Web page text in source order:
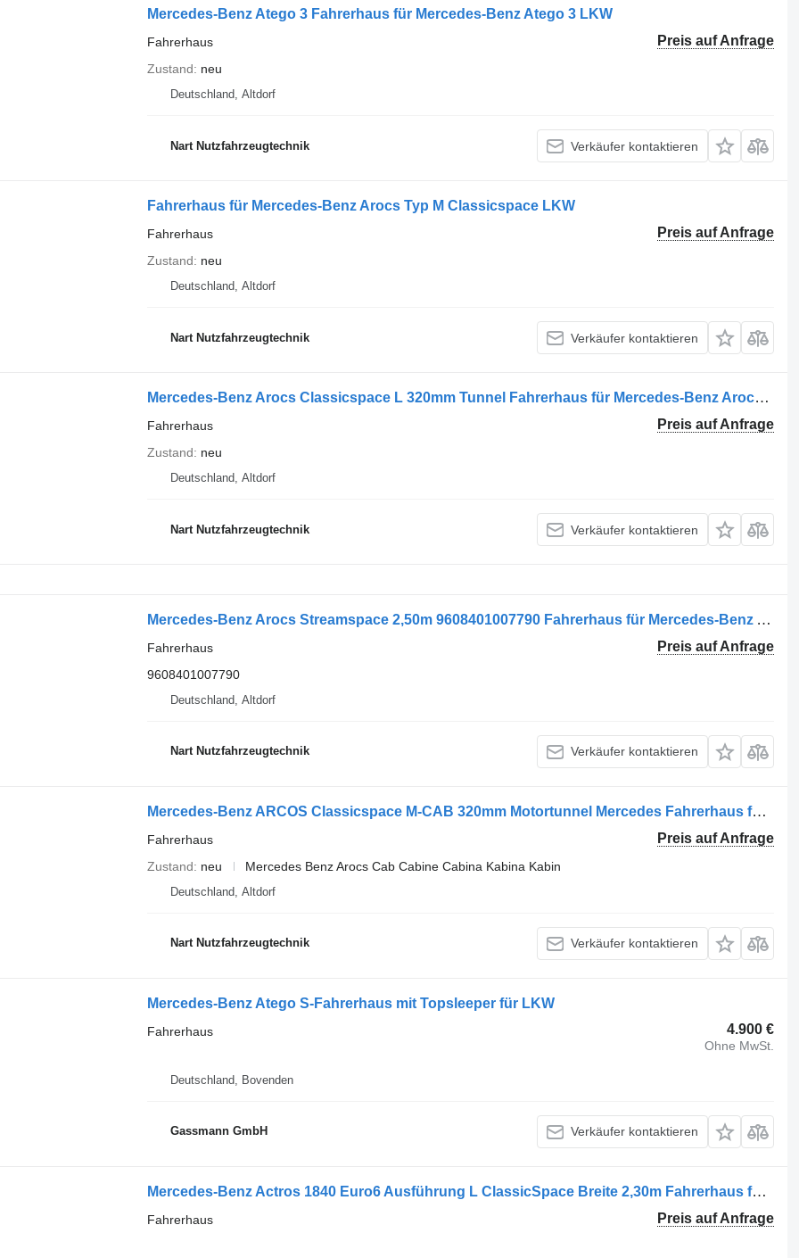
Mercedes-Benz Atego 3 Fahrerhaus für Mercedes-Benz Atego 3 LKW
Preis auf Anfrage
Fahrerhaus
Zustand
neu
Deutschland, Altdorf
Nart Nutzfahrzeugtechnik Verkäufer kontaktieren
Fahrerhaus für Mercedes-Benz Arocs Typ M Classicspace LKW
Preis auf Anfrage
Fahrerhaus
Zustand
neu
Deutschland, Altdorf
Nart Nutzfahrzeugtechnik Verkäufer kontaktieren
Mercedes-Benz Arocs Classicspace L 320mm Tunnel Fahrerhaus für Mercedes-Benz Arocs Classicspace L 320mm Tunnel LKW
Preis auf Anfrage
Fahrerhaus
Zustand
neu
Deutschland, Altdorf
Nart Nutzfahrzeugtechnik Verkäufer kontaktieren
Mercedes-Benz Arocs Streamspace 2,50m 9608401007790 Fahrerhaus für Mercedes-Benz Arocs LKW
Preis auf Anfrage
Fahrerhaus
9608401007790
Deutschland, Altdorf
Nart Nutzfahrzeugtechnik Verkäufer kontaktieren
Mercedes-Benz ARCOS Classicspace M-CAB 320mm Motortunnel Mercedes Fahrerhaus für Mercedes-Benz Arocs Typ M Classicspace LKW
Preis auf Anfrage
Fahrerhaus
Zustand
neu Mercedes Benz Arocs Cab Cabine Cabina Kabina Kabin
Deutschland, Altdorf
Nart Nutzfahrzeugtechnik Verkäufer kontaktieren
Mercedes-Benz Atego S-Fahrerhaus mit Topsleeper für LKW
4.900 €
Ohne MwSt.
Fahrerhaus
Deutschland, Bovenden
Gassmann GmbH Verkäufer kontaktieren
Mercedes-Benz Actros 1840 Euro6 Ausführung L ClassicSpace Breite 2,30m Fahrerhaus für Mercedes-Benz Actros 1840 LKW
Preis auf Anfrage
Fahrerhaus